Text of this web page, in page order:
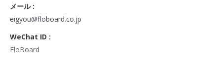
6. 個人情報における任意性について
個人情報のご提供は、ご本人の任意です。ただし、必須項目を
ご入力頂けない場合は本フォームをご利用頂けませんので、ご
了承ください。
メール :
eigyou@floboard.co.jp
WeChat ID :
FloBoard